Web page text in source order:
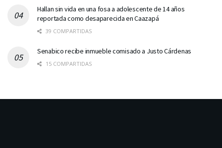
Hallan sin vida en una fosa a adolescente de 14 años
reportada como desaparecida en Caazapá
39 COMPARTIDAS
Senabico recibe inmueble comisado a Justo Cárdenas
15 COMPARTIDAS